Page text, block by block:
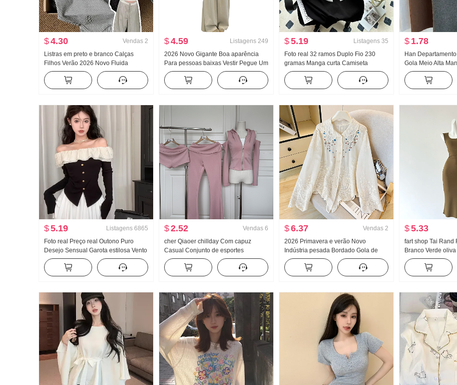
$4.30 Vendas 2
Listras em preto e branco Calças
Filhos Verão 2026 Novo Fluida
Pingente Sentido Velho Dinheiro
Vento Calças Para pessoas baixas
Descontraído Vento Calças de perna
$4.59 Listagens 249
2026 Novo Gigante Boa aparência
Para pessoas baixas Vestir Pegue Um
conjunto completo Manga curta
Camiseta Feminino Verão Largura
Comprimento da perna Calças
$5.19 Listagens 35
Foto real 32 ramos Duplo Fio 230
gramas Manga curta Camiseta
Feminino Verão 2026 Estilo coreano
Espinho Bordado Estilo Gola redonda
Top Tamanho grande Mulher
$ 1.78
Han
Gola Meio Alta
Malha Feminino
Cor sólida Versátil
emagrecedor Top
$5.19 Listagens 6865
Foto real Preço real Outono Puro
Desejo Sensual Garota estilosa Vento
Francês Ombro caído Manga longa
Camiseta Feminino Babados Cintura
ajustada Top
$2.52 Vendas 6
cher Qiaoer chillday Com capuz
Casual Conjunto de esportes
Feminino Primavera Ombro de Fora
Casaco Calça boca de sino Conjunto
de três peças
$6.37 Vendas 2
2026 Primavera e verão Novo
Indústria pesada Bordado Gola de
Boneca Camisa feminino Francês
Retrô Proteção Solar Cardigã
$5.33
fart shop Tai Rand
Branco Verde
Ombro Pit Artigo
Primavera e verão